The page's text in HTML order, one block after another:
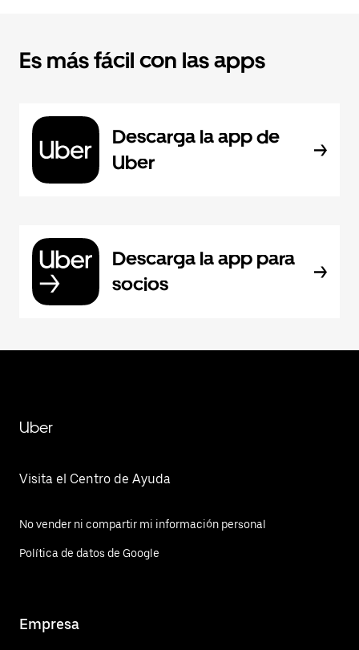
Es más fácil con las apps
Descarga la app de
Uber
Descarga la app para
socios
Uber
Visita el Centro de Ayuda
No vender ni compartir mi información personal
Política de datos de Google
Empresa